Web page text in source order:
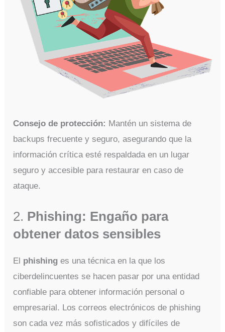
Consejo de protección: Mantén un sistema de
backups frecuente y seguro, asegurando que la
información crítica esté respaldada en un lugar
seguro y accesible para restaurar en caso de
ataque.
2. Phishing: Engaño para
obtener datos sensibles
El phishing es una técnica en la que los
ciberdelincuentes se hacen pasar por una entidad
confiable para obtener información personal o
empresarial. Los correos electrónicos de phishing
son cada vez más sofisticados y difíciles de